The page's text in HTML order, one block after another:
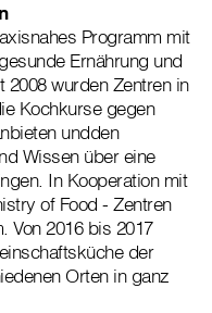
Programm mit
Ernährung und
2008 wurden Zentren in
Kochkurse gegen
undden
Wissen über eine
In Kooperation mit
of Food - Zentren
Von 2016 bis 2017
der
Orten in ganz